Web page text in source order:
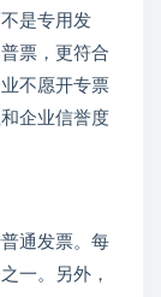
是专用发
票，更符合
不愿开专票
企业信誉度
通发票。每
一。另外，